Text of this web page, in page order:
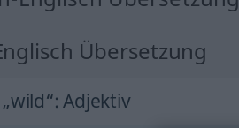
Übersetzung
„wild“: Adjektiv